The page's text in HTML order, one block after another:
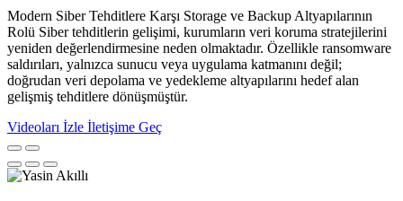
Modern Siber Tehditlere Karşı Storage ve Backup Altyapılarının
Rolü Siber tehditlerin gelişimi, kurumların veri koruma stratejilerini
yeniden değerlendirmesine neden olmaktadır. Özellikle ransomware
saldırıları, yalnızca sunucu veya uygulama katmanını değil;
doğrudan veri depolama ve yedekleme altyapılarını hedef alan
gelişmiş tehditlere dönüşmüştür.
Videoları İzle İletişime Geç